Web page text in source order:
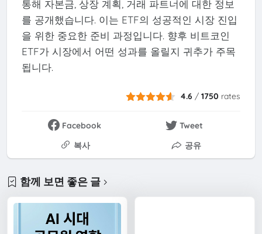
통해 자본금, 상장 계획, 거래 파트너에 대한 정보
를 공개했습니다. 이는 ETF의 성공적인 시장 진입
을 위한 중요한 준비 과정입니다. 향후 비트코인
ETF가 시장에서 어떤 성과를 올릴지 귀추가 주목
됩니다.
4.6 /1750 rates
Facebook
Tweet
복사
공유
함께 보면 좋은 글